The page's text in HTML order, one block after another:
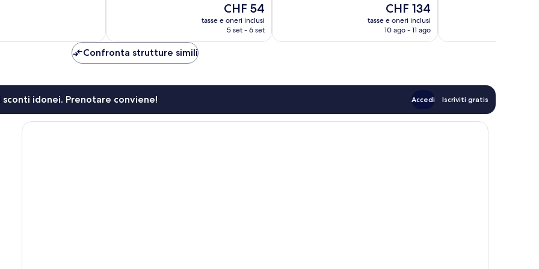
Il
prezzo
attuale
CHF 54
tasse e oneri inclusi
5 set - 6 set
Il
prezzo
attuale
CHF 134
tasse e oneri inclusi
10 ago - 11 ago
Confronta strutture simili
idonei. Prenotare conviene! Accedi Iscriviti gratis